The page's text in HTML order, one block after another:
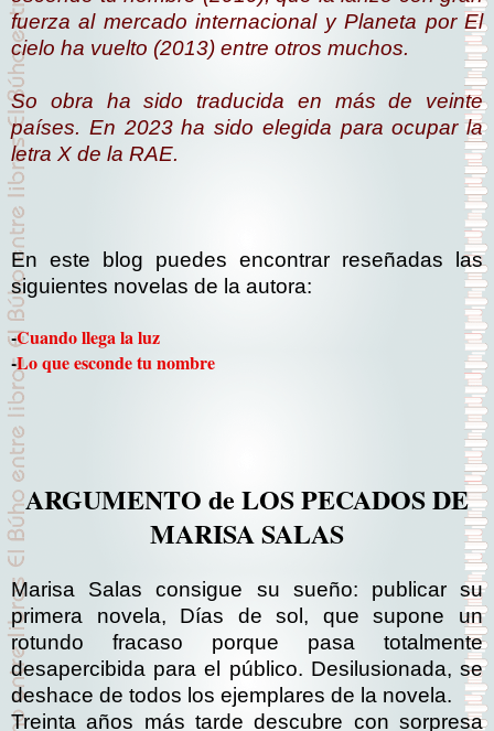
fuerza al mercado internacional y Planeta por El
cielo ha vuelto (2013) entre otros muchos.
So obra ha sido traducida en más de veinte
países. En 2023 ha sido elegida para ocupar la
letra X de la RAE.
En este blog puedes encontrar reseñadas las
siguientes novelas de la autora:
-Cuando llega la luz
-Lo que esconde tu nombre
ARGUMENTO de LOS PECADOS DE
MARISA SALAS
Marisa Salas consigue su sueño: publicar su
primera novela, Días de sol, que supone un
rotundo fracaso porque pasa totalmente
desapercibida para el público. Desilusionada, se
deshace de todos los ejemplares de la novela.
Treinta años más tarde descubre con sorpresa